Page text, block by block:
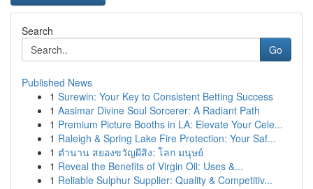
Search
Go
Published News
1 Surewin: Your Key to Consistent Betting Success
1 Aasimar Divine Soul Sorcerer: A Radiant Path
1 Premium Picture Booths in LA: Elevate Your Cele...
1 Raleigh & Spring Lake Fire Protection: Your Saf...
1 ตำนาน สยองขวัญผีสิง: โลก มนุษย์
1 Reveal the Benefits of Virgin Oil: Uses &...
1 Reliable Sulphur Supplier: Quality & Competitiv...